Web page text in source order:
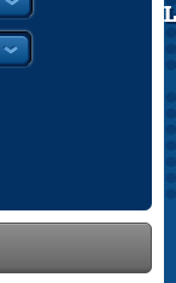
POLISH